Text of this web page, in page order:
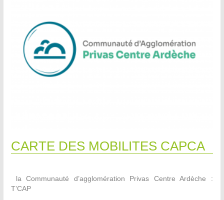
CARTE DES MOBILITES CAPCA
la Communauté d’agglomération Privas Centre Ardèche :
T’CAP